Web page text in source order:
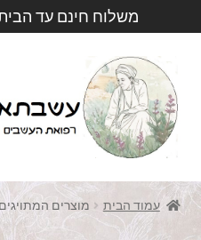
משלוח חינם עד הבית
דלג
לניווט
לדלג
לתוכן
עמוד ראשי
Asvata
עמוד הבית מוצרים המתויגים